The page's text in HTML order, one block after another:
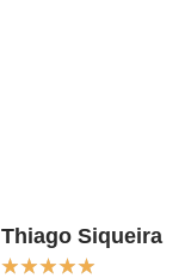
Thiago Siqueira
★★★★★